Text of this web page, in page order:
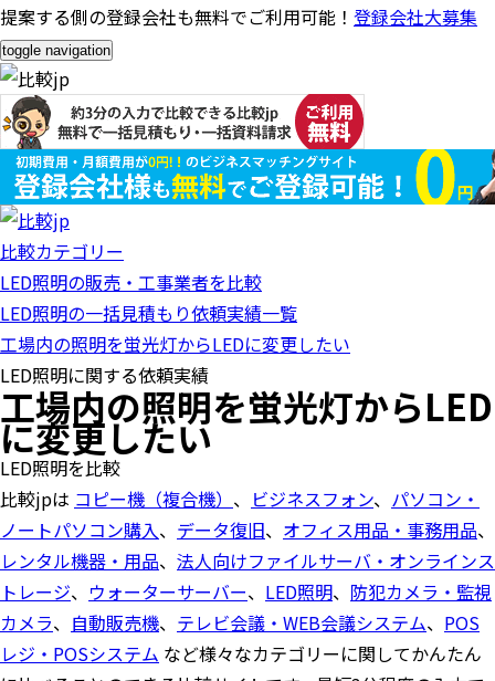
提案する側の登録会社も無料でご利用可能！ 登録会社大募集
toggle navigation
比較カテゴリー
LED照明の販売・工事業者を比較
LED照明の一括見積もり依頼実績一覧
工場内の照明を蛍光灯からLEDに変更したい
LED照明に関する依頼実績
工場内の照明を蛍光灯からLED
に変更したい
LED照明を比較
比較jpは コピー機（複合機） 、 ビジネスフォン、 パソコン・
ノートパソコン購入、 データ復旧、 オフィス用品・事務用品、
レンタル機器・用品、 法人向けファイルサーバ・オンラインス
トレージ、 ウォーターサーバー、 LED照明、 防犯カメラ・監視
カメラ、 自動販売機、 テレビ会議・WEB会議システム、 POS
レジ・POSシステム など様々なカテゴリーに関してかんたん